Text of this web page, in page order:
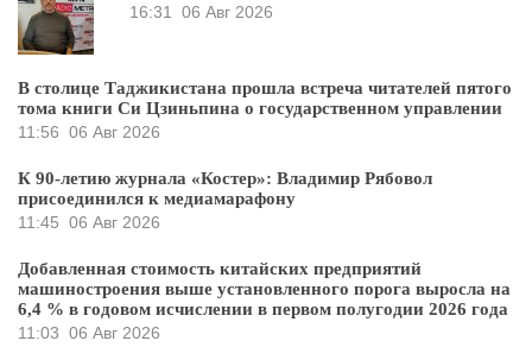
16:31
06 Авг 2026
В столице Таджикистана прошла встреча читателей пятого
тома книги Си Цзиньпина о государственном управлении
11:56 06 Авг 2026
К 90-летию журнала «Костер»: Владимир Рябовол
присоединился к медиамарафону
11:45 06 Авг 2026
Добавленная стоимость китайских предприятий
машиностроения выше установленного порога выросла на
6,4 % в годовом исчислении в первом полугодии 2026 года
11:03 06 Авг 2026